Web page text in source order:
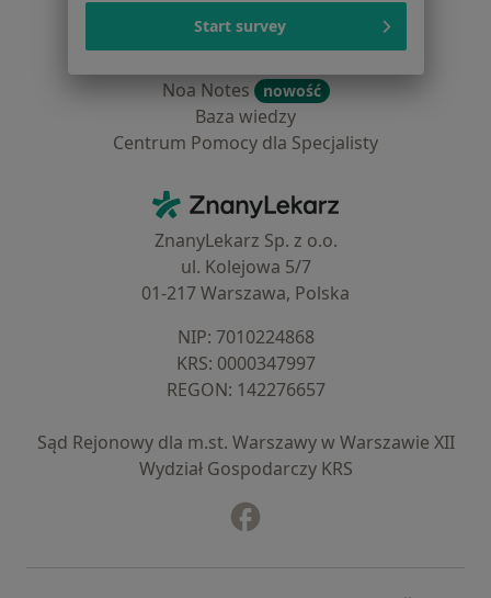
Dla lekarzy
Noa Notes
nowość
Baza wiedzy
Centrum Pomocy dla Specjalisty
ZnanyLekarz - Strona główna
ZnanyLekarz Sp. z o.o.
ul. Kolejowa 5/7
01-217 Warszawa, Polska
NIP: ⁠7010224868
KRS: ⁠0000347997
REGON: ⁠142276657
Sąd Rejonowy dla m.st. Warszawy w Warszawie XII
Wydział Gospodarczy KRS
Start survey